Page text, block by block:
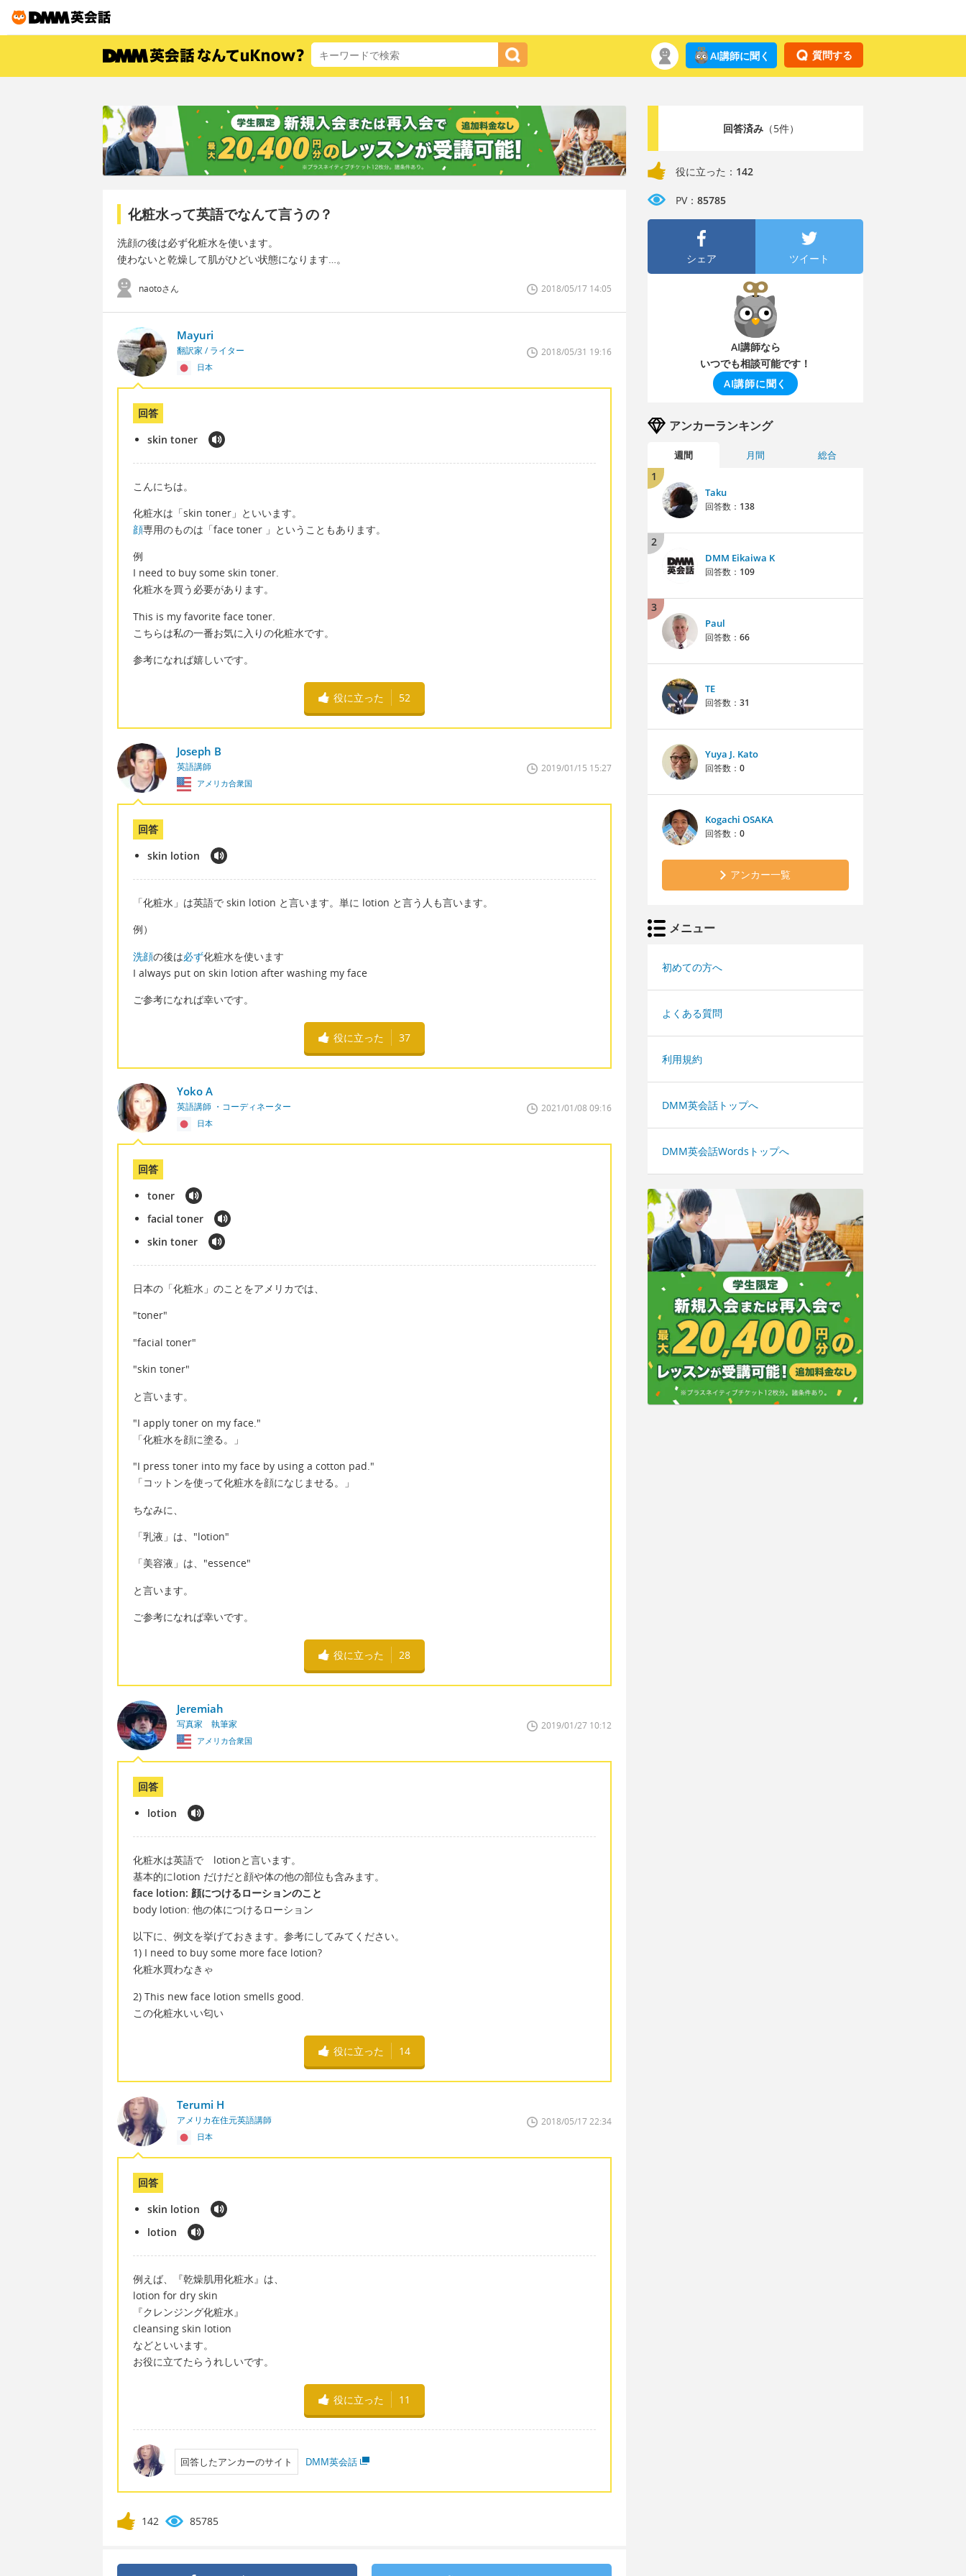
質問する
AI講師に聞く
化粧水って英語でなんて言うの？
洗顔の後は必ず化粧水を使います。
使わないと乾燥して肌がひどい状態になります…。
naotoさん 2018/05/17 14:05
Mayuri
翻訳家 / ライター
日本
2018/05/31 19:16
回答
skin toner
こんにちは。
化粧水は「skin toner」といいます。
顔専用のものは「face toner 」ということもあります。
例
I need to buy some skin toner.
化粧水を買う必要があります。
This is my favorite face toner.
こちらは私の一番お気に入りの化粧水です。
参考になれば嬉しいです。
役に立った 52
Joseph B
英語講師
アメリカ合衆国
2019/01/15 15:27
回答
skin lotion
「化粧水」は英語で skin lotion と言います。単に lotion と言う人も言います。
例）
洗顔の後は必ず化粧水を使います
I always put on skin lotion after washing my face
ご参考になれば幸いです。
役に立った 37
Yoko A
英語講師 ・コーディネーター
日本
2021/01/08 09:16
回答
toner
facial toner
skin toner
日本の「化粧水」のことをアメリカでは、
"toner"
"facial toner"
"skin toner"
と言います。
"I apply toner on my face."
「化粧水を顔に塗る。」
"I press toner into my face by using a cotton pad."
「コットンを使って化粧水を顔になじませる。」
ちなみに、
「乳液」は、"lotion"
「美容液」は、"essence"
と言います。
ご参考になれば幸いです。
役に立った 28
Jeremiah
写真家 執筆家
アメリカ合衆国
2019/01/27 10:12
回答
lotion
化粧水は英語で lotionと言います。
基本的にlotion だけだと顔や体の他の部位も含みます。
face lotion: 顔につけるローションのこと
body lotion: 他の体につけるローション
以下に、例文を挙げておきます。参考にしてみてください。
1) I need to buy some more face lotion?
化粧水買わなきゃ
2) This new face lotion smells good.
この化粧水いい匂い
役に立った 14
Terumi H
アメリカ在住元英語講師
日本
2018/05/17 22:34
回答
skin lotion
lotion
例えば、『乾燥肌用化粧水』は、
lotion for dry skin
『クレンジング化粧水』
cleansing skin lotion
などといいます。
お役に立てたらうれしいです。
役に立った 11
回答したアンカーのサイト DMM英会話
142 85785
回答済み（5件）
役に立った： 142
PV： 85785
シェア ツイート
AI講師なら
いつでも相談可能です！
AI講師に聞く
アンカーランキング
週間 月間 総合
1
Taku
回答数： 138
2
DMM Eikaiwa K
回答数： 109
3
Paul
回答数： 66
TE
回答数： 31
Yuya J. Kato
回答数： 0
Kogachi OSAKA
回答数： 0
アンカー一覧
メニュー
初めての方へ
よくある質問
利用規約
DMM英会話トップへ
DMM英会話Wordsトップへ